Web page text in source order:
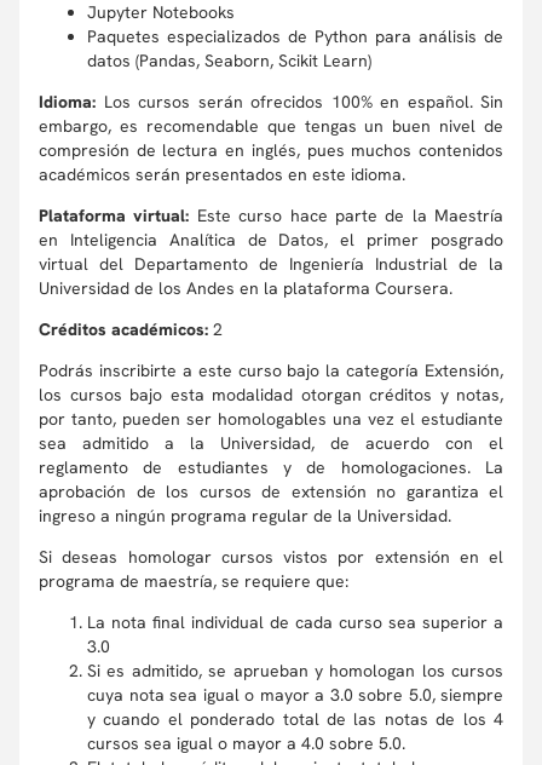
Jupyter Notebooks
Paquetes especializados de Python para análisis de
datos (Pandas, Seaborn, Scikit Learn)
Idioma: Los cursos serán ofrecidos 100% en español. Sin
embargo, es recomendable que tengas un buen nivel de
compresión de lectura en inglés, pues muchos contenidos
académicos serán presentados en este idioma.
Plataforma virtual: Este curso hace parte de la Maestría
en Inteligencia Analítica de Datos, el primer posgrado
virtual del Departamento de Ingeniería Industrial de la
Universidad de los Andes en la plataforma Coursera.
Créditos académicos: 2
Podrás inscribirte a este curso bajo la categoría Extensión,
los cursos bajo esta modalidad otorgan créditos y notas,
por tanto, pueden ser homologables una vez el estudiante
sea admitido a la Universidad, de acuerdo con el
reglamento de estudiantes y de homologaciones. La
aprobación de los cursos de extensión no garantiza el
ingreso a ningún programa regular de la Universidad.
Si deseas homologar cursos vistos por extensión en el
programa de maestría, se requiere que:
La nota final individual de cada curso sea superior a
3.0
Si es admitido, se aprueban y homologan los cursos
cuya nota sea igual o mayor a 3.0 sobre 5.0, siempre
y cuando el ponderado total de las notas de los 4
cursos sea igual o mayor a 4.0 sobre 5.0.